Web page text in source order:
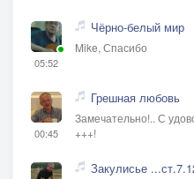
05:52
Чёрно-белый мир
Mike, Спасибо
00:45
Грешная любовь
Замечательно!.. С
+++!
Закулисье